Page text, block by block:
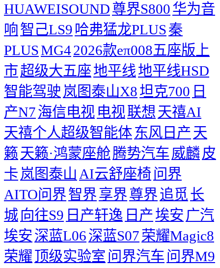
HUAWEISOUND尊界S800华为音
响智己LS9 哈弗猛龙PLUS秦
PLUSMG42026款eπ008五座版上
市超级大五座地平线地平线HSD
智能驾驶 岚图泰山X8坦克700 日
产N7海信电视 电视联想 天禧AI
天禧个人超级智能体东风日产 天
籁 天籁·鸿蒙座舱腾势汽车 威麟皮
卡 岚图泰山 AI云舒座椅问界
AITO问界智界享界尊界追觅长
城向往S9 日产轩逸 日产埃安 广汽
埃安深蓝L06深蓝S07荣耀Magic8
荣耀顶级实验室 问界汽车 问界M9